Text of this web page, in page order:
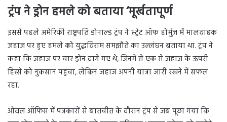
ट्रंप ने ड्रोन हमले को बताया ‘मूर्खतापूर्ण
इससे पहले अमेरिकी राष्ट्रपति डोनाल्ड ट्रंप ने स्ट्रेट ऑफ होर्मुज में मालवाहक
जहाज पर हुए हमले को युद्धविराम समझौते का उल्लंघन बताया था. ट्रंप ने
कहा कि जहाज पर चार ड्रोन दागे गए थे, जिनमें से एक से जहाज के ऊपरी
हिस्से को नुकसान पहुंचा, लेकिन जहाज अपनी यात्रा जारी रखने में सफल
रहा.
ओवल ऑफिस में पत्रकारों से बातचीत के दौरान ट्रंप से जब पूछा गया कि